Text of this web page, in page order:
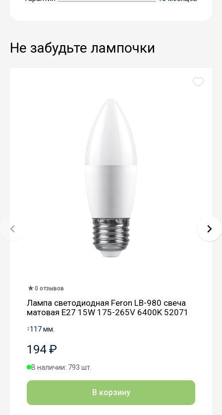
Не забудьте лампочки
0 отзывов
Лампа светодиодная Feron LB-980 свеча
матовая E27 15W 175-265V 6400K 52071
↕117 мм.
194 ₽
В наличии: 793 шт.
В корзину